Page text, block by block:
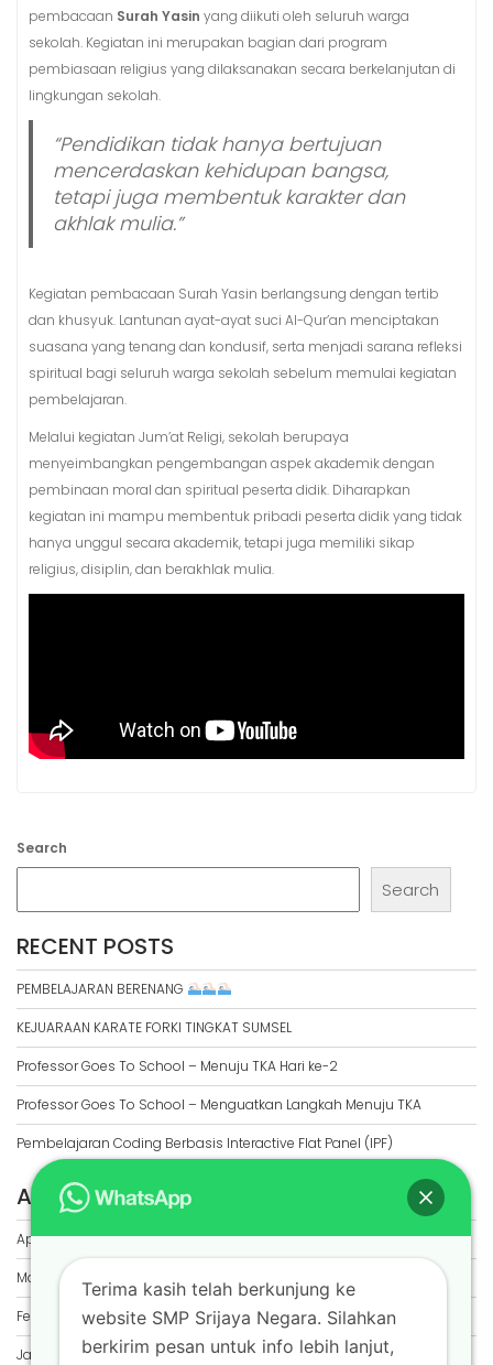
pembacaan Surah Yasin yang diikuti oleh seluruh warga
sekolah. Kegiatan ini merupakan bagian dari program
pembiasaan religius yang dilaksanakan secara berkelanjutan di
lingkungan sekolah.
“Pendidikan tidak hanya bertujuan
mencerdaskan kehidupan bangsa,
tetapi juga membentuk karakter dan
akhlak mulia.”
Kegiatan pembacaan Surah Yasin berlangsung dengan tertib
dan khusyuk. Lantunan ayat-ayat suci Al-Qur’an menciptakan
suasana yang tenang dan kondusif, serta menjadi sarana refleksi
spiritual bagi seluruh warga sekolah sebelum memulai kegiatan
pembelajaran.
Melalui kegiatan Jum’at Religi, sekolah berupaya
menyeimbangkan pengembangan aspek akademik dengan
pembinaan moral dan spiritual peserta didik. Diharapkan
kegiatan ini mampu membentuk pribadi peserta didik yang tidak
hanya unggul secara akademik, tetapi juga memiliki sikap
religius, disiplin, dan berakhlak mulia.
Search
Search
RECENT POSTS
PEMBELAJARAN BERENANG
KEJUARAAN KARATE FORKI TINGKAT SUMSEL
Professor Goes To School – Menuju TKA Hari ke-2
Professor Goes To School – Menguatkan Langkah Menuju TKA
Pembelajaran Coding Berbasis Interactive Flat Panel (IPF)
ARCHIVES
April 2026
March 2026
February 2026
January 2026
Terima kasih telah berkunjung ke
website SMP Srijaya Negara. Silahkan
berkirim pesan untuk info lebih lanjut,